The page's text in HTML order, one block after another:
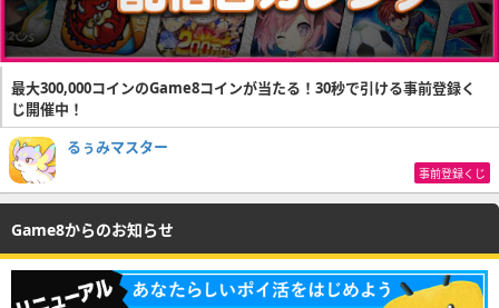
最大300,000コインのGame8コインが当たる！30秒で引ける事前登録く
じ開催中！
るぅみマスター
事前登録くじ
Game8からのお知らせ